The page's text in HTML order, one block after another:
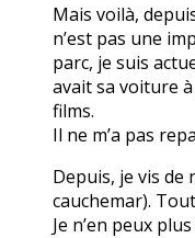
Mais voilà,
n’est pas une
parc, je suis
avait sa voiture
films.
Il ne m’a pas
Depuis, je vis de
cauchemar).
Je n’en peux plus